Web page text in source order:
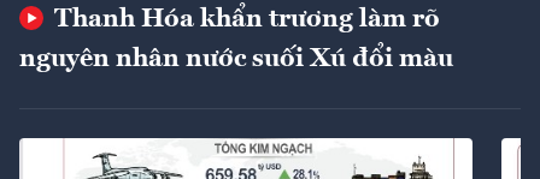
Thanh Hóa khẩn trương làm rõ
nguyên nhân nước suối Xú đổi màu